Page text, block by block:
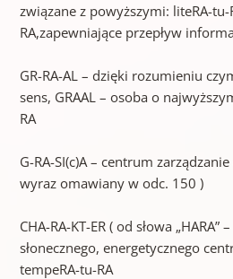
związane z powyższymi: liteRA-tu-
RA,zapewniające przepływ
GR-RA-AL – dzięki rozumieniu
sens, GRAAL – osoba o
RA
G-RA-SI(c)A – centrum
wyraz omawiany w odc. 150 )
CHA-RA-KT-ER ( od słowa
słonecznego, energetycznego
tempeRA-tu-RA